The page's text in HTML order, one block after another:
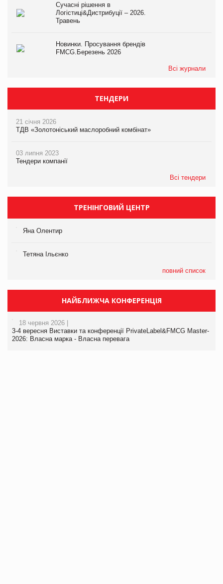
Сучасні рішення в
Логістиці&Дистрибуції – 2026.
Травень
Новинки. Просування брендів
FMCG.Березень 2026
Всі журнали
ТЕНДЕРИ
21 січня 2026
ТДВ «Золотоніський маслоробний комбінат»
03 липня 2023
Тендери компанії
Всі тендери
ТРЕНІНГОВИЙ ЦЕНТР
Яна Олентир
Тетяна Ільєнко
повний список
НАЙБЛИЖЧА КОНФЕРЕНЦІЯ
18 червня 2026 |
3-4 вересня Виставки та конференції PrivateLabel&FMCG Master-
2026: Власна марка - Власна перевага